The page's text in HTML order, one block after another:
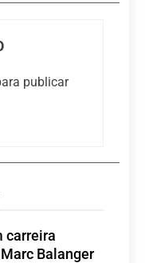
publicar
carreira
Balanger